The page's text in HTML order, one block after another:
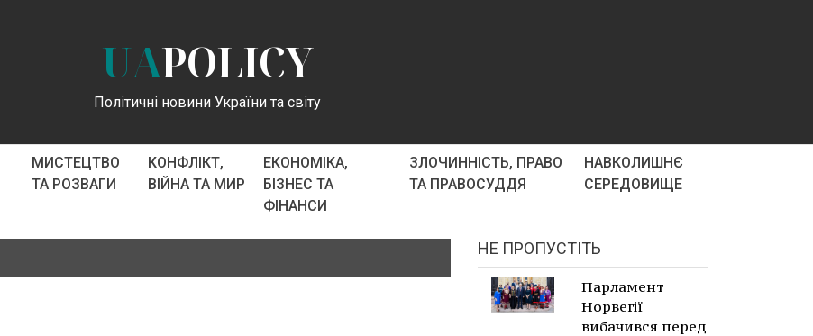
UAPOLICY
Політичні новини України та світу
МИСТЕЦТВО
ТА РОЗВАГИ
КОНФЛІКТ,
ВІЙНА ТА МИР
ЕКОНОМІКА,
БІЗНЕС ТА
ФІНАНСИ
ЗЛОЧИННІСТЬ, ПРАВО
ТА ПРАВОСУДДЯ
НАВКОЛИШНЄ
СЕРЕДОВИЩЕ
НЕ ПРОПУСТІТЬ
Парламент
Норвегії
вибачився перед